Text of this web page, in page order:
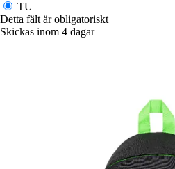
TU
Detta fält är obligatoriskt
Skickas inom 4 dagar